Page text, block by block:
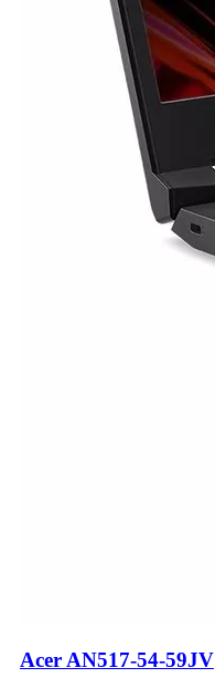
Acer AN517-54-59JV